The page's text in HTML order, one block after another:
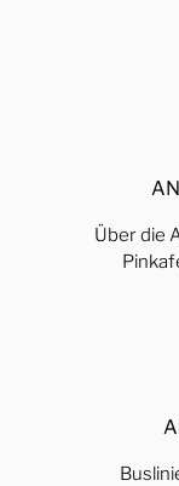
Über die